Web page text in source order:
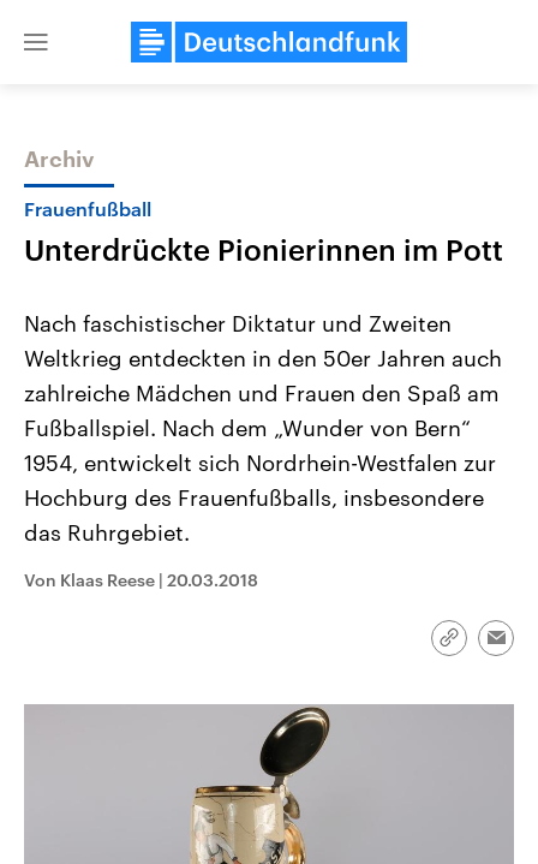
Close
Themen
Landtagswahl Sachsen-Anhalt
2026
Alle Informationen
Sachsen-Anhalt wählt am 6.
September 2026 einen neuen
Landtag. Seit 2021 wird das
Bundesland von einer Koalition aus
Umfragen, Prognosen,
Wahlprogramme, aktuelle Berichte
USA
Aktuelle Beiträge,
Hintergründe
Wirtschaftlich und
gehören die Vereinigten
den mächtigsten Ländern
Archiv
Frauenfußball
Unterdrückte Pionierinnen im Pott
Nach faschistischer Diktatur und Zweiten
Weltkrieg entdeckten in den 50er Jahren auch
zahlreiche Mädchen und Frauen den Spaß am
Fußballspiel. Nach dem „Wunder von Bern“
1954, entwickelt sich Nordrhein-Westfalen zur
Hochburg des Frauenfußballs, insbesondere
das Ruhrgebiet.
Von Klaas Reese | 20.03.2018
Link